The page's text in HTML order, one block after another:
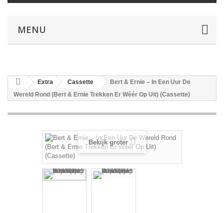
MENU
Extra Cassette
Bert & Ernie ‎– In Een Uur De
Wereld Rond (Bert & Ernie Trekken Er Wéér Op Uit) (Cassette)
Bekijk groter